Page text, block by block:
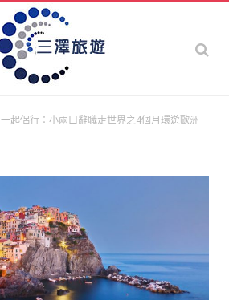
一起侶行：小兩口辭職走世界之4個月環遊歐洲